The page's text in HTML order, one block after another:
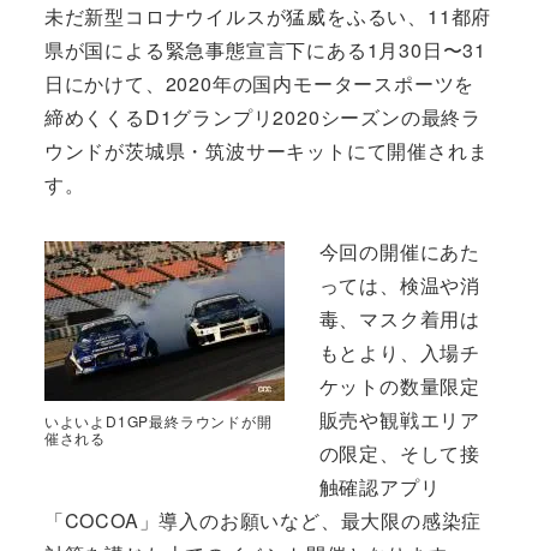
未だ新型コロナウイルスが猛威をふるい、11都府
県が国による緊急事態宣言下にある1月30日〜31
日にかけて、2020年の国内モータースポーツを
締めくくるD1グランプリ2020シーズンの最終ラ
ウンドが茨城県・筑波サーキットにて開催されま
す。
いよいよD1GP最終ラウンドが開
催される
今回の開催にあた
っては、検温や消
毒、マスク着用は
もとより、入場チ
ケットの数量限定
販売や観戦エリア
の限定、そして接
触確認アプリ
「COCOA」導入のお願いなど、最大限の感染症